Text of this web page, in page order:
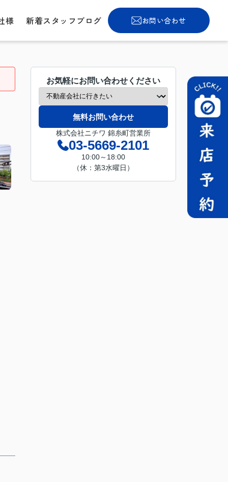
様 新着スタッフブログ お問い合わせ
お気軽にお問い合わせください
無料お問い合わせ
株式会社ニチワ 錦糸町営業所
03-5669-2101
10:00～18:00
（休：第3水曜日）